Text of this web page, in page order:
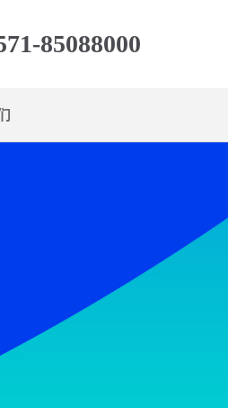
85088000